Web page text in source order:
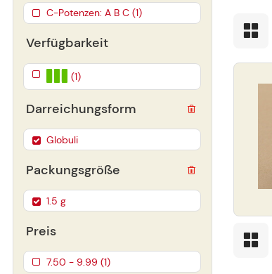
Verfügbarkeit
(1)
Darreichungsform
Globuli
Packungsgröße
1.5 g
Preis
7.50 - 9.99 (1)
C-Potenzen: A B C (1)